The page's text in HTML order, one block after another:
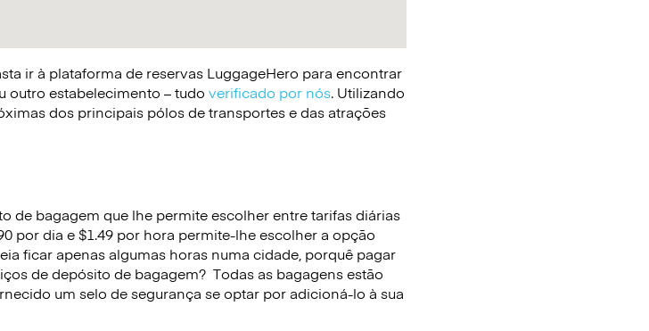
ir à plataforma de reservas LuggageHero para encontrar
outro estabelecimento – tudo verificado por nós. Utilizando
dos principais pólos de transportes e das atrações
de bagagem que lhe permite escolher entre tarifas diárias
por dia e $1.49 por hora permite-lhe escolher a opção
ficar apenas algumas horas numa cidade, porquê pagar
de depósito de bagagem? Todas as bagagens estão
um selo de segurança se optar por adicioná-lo à sua